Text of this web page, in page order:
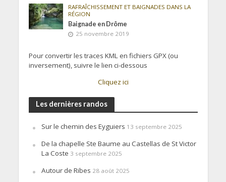
RAFRAÎCHISSEMENT ET BAIGNADES DANS LA
RÉGION
Baignade en Drôme
25 novembre 2019
Pour convertir les traces KML en fichiers GPX (ou
inversement), suivre le lien ci-dessous
Cliquez ici
Les dernières randos
Sur le chemin des Eyguiers 13 septembre 2025
De la chapelle Ste Baume au Castellas de St Victor
La Coste 3 septembre 2025
Autour de Ribes 28 août 2025